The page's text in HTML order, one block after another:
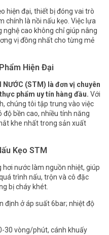
hiện đại, thiết bị đóng vai trò
chính là nồi nấu kẹo. Việc lựa
cao không chỉ giúp nâng
vị đồng nhất cho từng mẻ
Hiện Đại
NƯỚC (STM) là đơn vị chuyên
phẩm uy tín hàng đầu. Với
chúng tôi tập trung vào việc
độ bền cao, nhiều tính năng
khe nhất trong sản xuất
Kẹo STM
hơi nước làm nguồn nhiệt, giúp
trình nấu, trộn và cô đặc
bị cháy khét.
định ở áp suất 6bar; nhiệt độ
30 vòng/phút, cánh khuấy